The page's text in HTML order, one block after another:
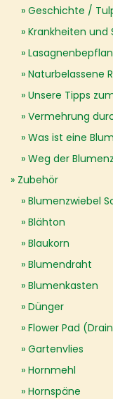
Geschichte /
Krankheiten und
Naturbelassene
Unsere Tipps
Vermehrung
Was ist eine
Weg der
Zubehör
Blumenzwiebel
Blähton
Blaukorn
Blumendraht
Blumenkasten
Dünger
Flower Pad
Gartenvlies
Hornmehl
Hornspäne